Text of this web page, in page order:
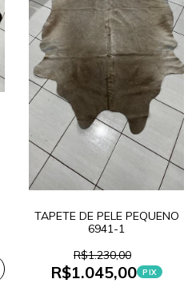
TAPETE DE PELE PEQUENO
6941-1
R$1.230,00
R$1.045,00 PIX